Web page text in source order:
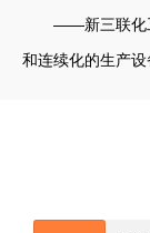
——新三联化工
和连续化的生产设